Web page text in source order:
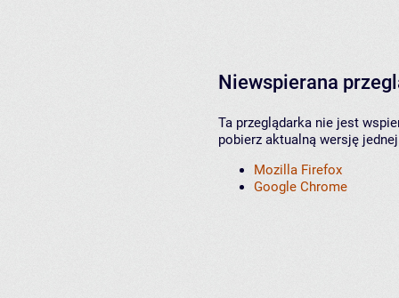
Niewspierana
Ta przeglądarka nie jest
pobierz aktualną wersję
Mozilla Firefox
Google Chrome